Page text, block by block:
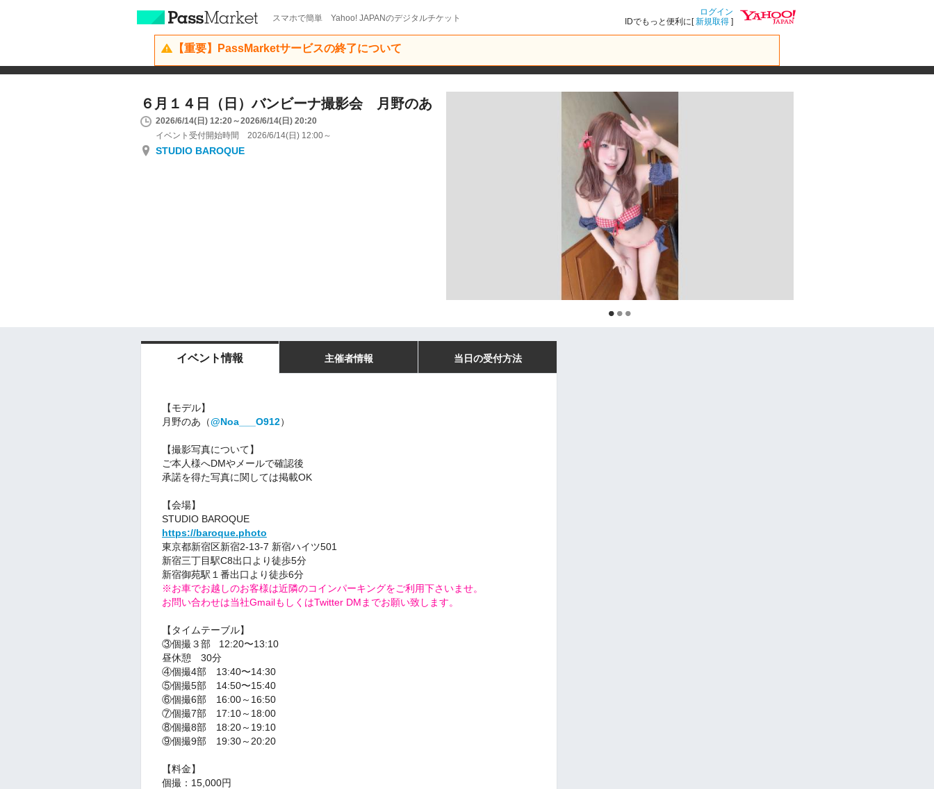
スマホで簡単 Yahoo! JAPANのデジタルチケット
ログイン
IDでもっと便利に[新規取得 ]
【重要】PassMarketサービスの終了について
６月１４日（日）バンビーナ撮影会 月野のあ
2026/6/14(日) 12:20～2026/6/14(日) 20:20
イベント受付開始時間 2026/6/14(日) 12:00～
STUDIO BAROQUE
イベント情報 主催者情報 当日の受付方法
【モデル】
月野のあ（@Noa___O912）
【撮影写真について】
ご本人様へDMやメールで確認後
承諾を得た写真に関しては掲載OK
【会場】
STUDIO BAROQUE
https://baroque.photo
東京都新宿区新宿2-13-7 新宿ハイツ501
新宿三丁目駅C8出口より徒歩5分
新宿御苑駅１番出口より徒歩6分
※お車でお越しのお客様は近隣のコインパーキングをご利用下さいませ。
お問い合わせは当社GmailもしくはTwitter DMまでお願い致します。
【タイムテーブル】
③個撮３部 12:20〜13:10
昼休憩 30分
④個撮4部 13:40〜14:30
⑤個撮5部 14:50〜15:40
⑥個撮6部 16:00～16:50
⑦個撮7部 17:10～18:00
⑧個撮8部 18:20～19:10
⑨個撮9部 19:30～20:20
【料金】
個撮：15,000円